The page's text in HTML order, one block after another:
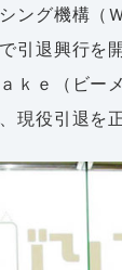
ング機構（
引退興行を
ｅ（ビー
現役引退を